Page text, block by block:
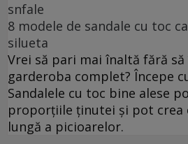
snfale
8 modele de sandale cu toc
silueta
Vrei să pari mai înaltă fără
garderoba complet? Începe
Sandalele cu toc bine alese
proporțiile ținutei și pot crea
lungă a picioarelor.